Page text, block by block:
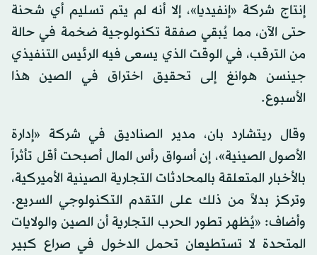
إنتاج شركة «إنفيديا»، إلا أنه لم يتم تسليم أي شحنة
حتى الآن، مما يُبقي صفقة تكنولوجية ضخمة في حالة
من الترقب، في الوقت الذي يسعى فيه الرئيس التنفيذي
جينسن هوانغ إلى تحقيق اختراق في الصين هذا
الأسبوع.
وقال ريتشارد بان، مدير الصناديق في شركة «إدارة
الأصول الصينية»، إن أسواق رأس المال أصبحت أقل تأثراً
بالأخبار المتعلقة بالمحادثات التجارية الصينية الأميركية،
وتركز بدلاً من ذلك على التقدم التكنولوجي السريع.
وأضاف: «يُظهر تطور الحرب التجارية أن الصين والولايات
المتحدة لا تستطيعان تحمل الدخول في صراع كبير